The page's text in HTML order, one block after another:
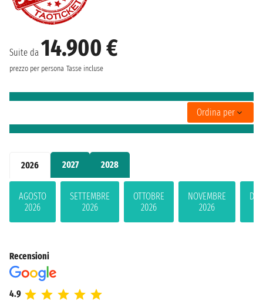
2026 2027 2028
AGOSTO
2026
SETTEMBRE
2026
OTTOBRE
2026
NOVEMBRE
2026
Suite da 14.900 €
prezzo per persona Tasse incluse
Ordina per
Recensioni
4.9